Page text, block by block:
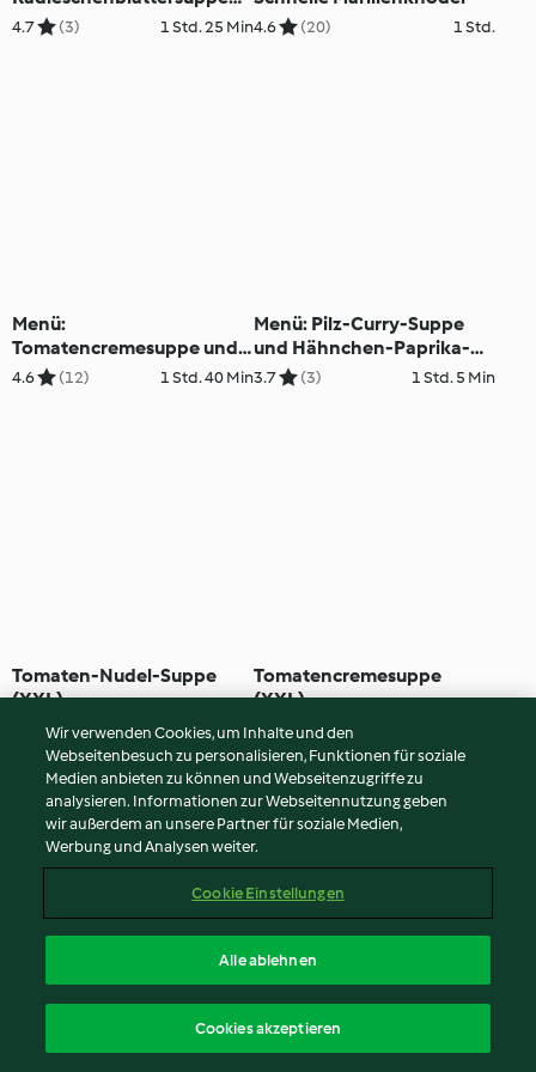
mit Radieschenrelish (XXL)
4.7 (3) 1 Std. 25 Min4.6 (20) 1 Std.
Menü:
Tomatencremesuppe und
Kohlrouladen mit Hirse und
4.6 (12) 1 Std. 40 Min
Menü: Pilz-Curry-Suppe
und Hähnchen-Paprika-
Souvlaki mit Reis
3.7 (3) 1 Std. 5 Min
Tomaten-Nudel-Suppe
(XXL)
(8) 35 Min
Tomatencremesuppe
(XXL)
4.5 (6)
Kartoffel-Lauch-Suppe
(XXL)
Exotische Spitzkohlsuppe
Wir verwenden Cookies, um Inhalte und den
Webseitenbesuch zu personalisieren, Funktionen für soziale
Medien anbieten zu können und Webseitenzugriffe zu
analysieren. Informationen zur Webseitennutzung geben
wir außerdem an unsere Partner für soziale Medien,
Werbung und Analysen weiter.
Cookie Einstellungen
Alle ablehnen
Cookies akzeptieren